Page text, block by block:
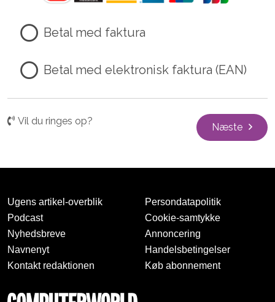
Betal med faktura
Betal med elektronisk faktura (EAN)
Vil du ringes op?
Næste
Ugens artikel-overblik
Podcast
Nyhedsbreve
Navnenyt
Kontakt redaktionen
Persondatapolitik
Cookie-samtykke
Annoncering
Handelsbetingelser
Køb abonnement